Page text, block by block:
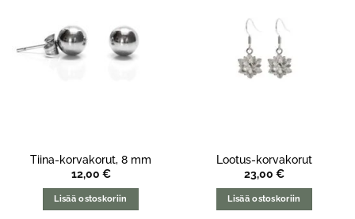
Tiina-korvakorut, 8 mm
12,00 €
Lisää ostoskoriin
Lootus-korvakorut
23,00 €
Lisää ostoskoriin